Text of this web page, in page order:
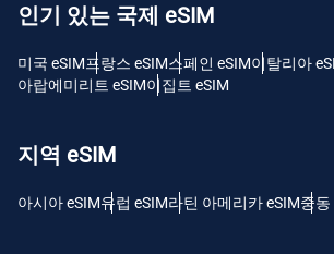
인기 있는 국제 eSIM
미국 eSIM프랑스 eSIM스페인 eSIM이탈리아
아랍에미리트 eSIM이집트 eSIM
지역 eSIM
아시아 eSIM유럽 ​​eSIM라틴 아메리카 eSIM중동